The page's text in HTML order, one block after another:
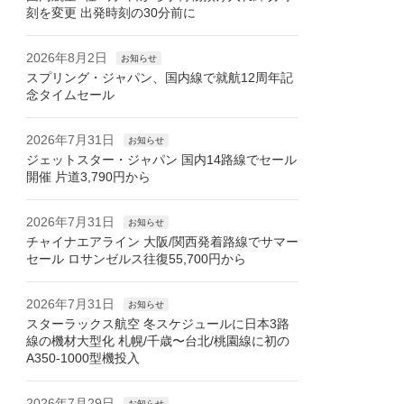
刻を変更 出発時刻の30分前に
2026年8月2日 お知らせ
スプリング・ジャパン、国内線で就航12周年記
念タイムセール
2026年7月31日 お知らせ
ジェットスター・ジャパン 国内14路線でセール
開催 片道3,790円から
2026年7月31日 お知らせ
チャイナエアライン 大阪/関西発着路線でサマー
セール ロサンゼルス往復55,700円から
2026年7月31日 お知らせ
スターラックス航空 冬スケジュールに日本3路
線の機材大型化 札幌/千歳〜台北/桃園線に初の
A350-1000型機投入